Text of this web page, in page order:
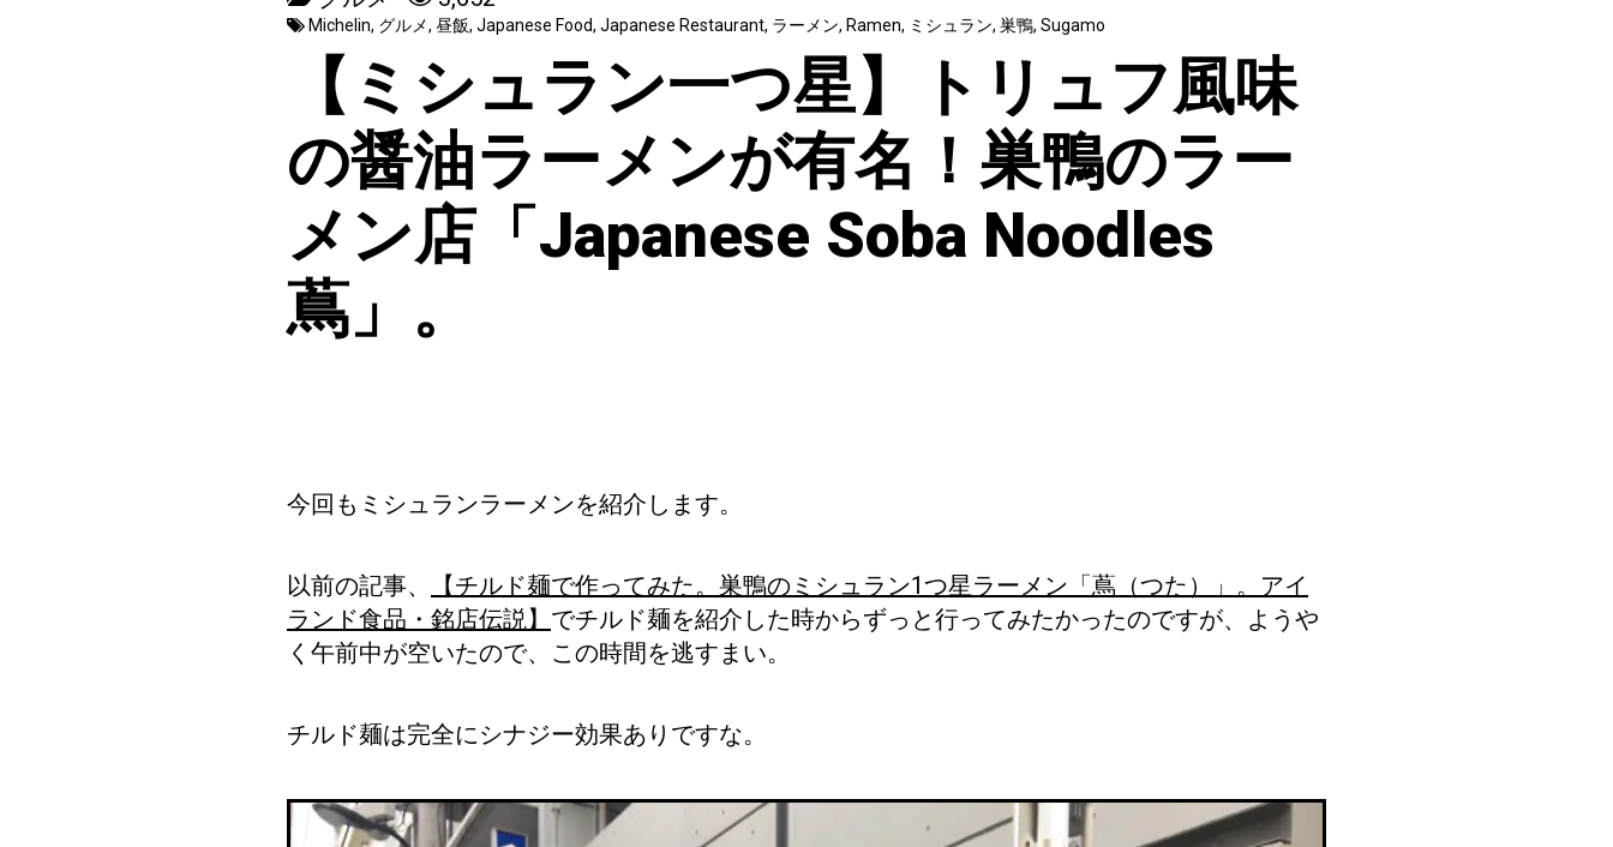
Michelin, グルメ, 昼飯, Japanese Food, Japanese Restaurant, ラーメン, Ramen, ミシュラン, 巣鴨, Sugamo
【ミシュラン一つ星】トリュフ風味
の醤油ラーメンが有名！巣鴨のラー
メン店「Japanese Soba Noodles
蔦」。
今回もミシュランラーメンを紹介します。
以前の記事、
【チルド麺で作ってみた。巣鴨のミシュラン1つ星ラーメン「蔦（つた）」。アイ
ランド食品・銘店伝説】 でチルド麺を紹介した時からずっと行ってみたかったのですが、ようや
く午前中が空いたので、この時間を逃すまい。
チルド麺は完全にシナジー効果ありですな。